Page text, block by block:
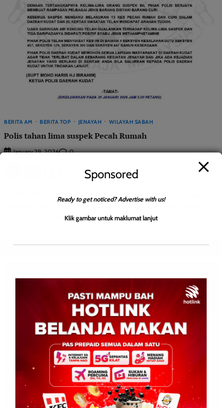
BERITA AM BERITA TOP JENAYAH WILAYAH SABAH
Polis tahan lima suspek Pecah Rumah
January 29, 2026 0
KUDAT: 29 Januari 2026 — Polis berjaya menahan lima lelaki
tempatan yang disyaki terlibat dalam kegiatan pecah rumah
dan curi menerusi beberapa operasi berasingan di […]
Sponsored
Ready to get noticed? Advertise with us!
Klik gambar untuk maklumat lanjut